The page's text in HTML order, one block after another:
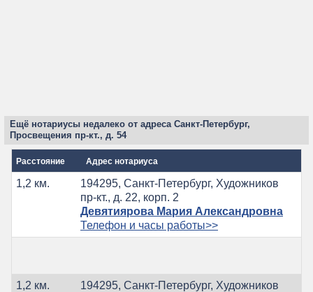
Ещё нотариусы недалеко от адреса Санкт-Петербург,
Просвещения пр-кт., д. 54
Расстояние Адрес нотариуса
1,2 км.
194295, Санкт-Петербург, Художников
пр-кт., д. 22, корп. 2
Девятиярова Мария Александровна
Телефон и часы работы>>
1,2 км.
194295, Санкт-Петербург, Художников